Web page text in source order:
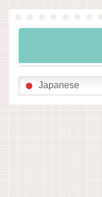
Japanese